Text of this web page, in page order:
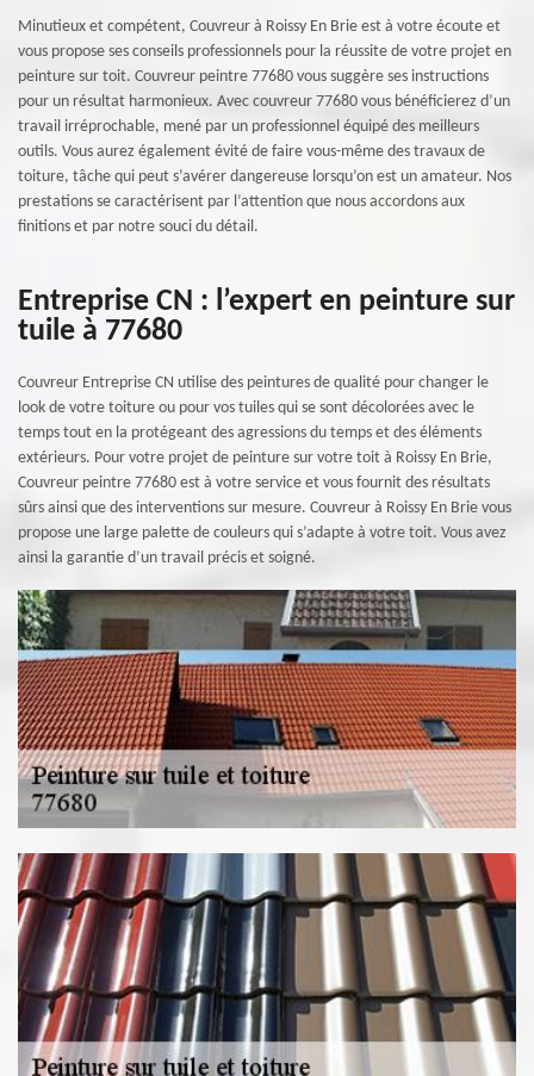
Minutieux et compétent, Couvreur à Roissy En Brie est à votre écoute et
vous propose ses conseils professionnels pour la réussite de votre projet en
peinture sur toit. Couvreur peintre 77680 vous suggère ses instructions
pour un résultat harmonieux. Avec couvreur 77680 vous bénéficierez d’un
travail irréprochable, mené par un professionnel équipé des meilleurs
outils. Vous aurez également évité de faire vous-même des travaux de
toiture, tâche qui peut s’avérer dangereuse lorsqu’on est un amateur. Nos
prestations se caractérisent par l’attention que nous accordons aux
finitions et par notre souci du détail.
Entreprise CN : l’expert en peinture sur
tuile à 77680
Couvreur Entreprise CN utilise des peintures de qualité pour changer le
look de votre toiture ou pour vos tuiles qui se sont décolorées avec le
temps tout en la protégeant des agressions du temps et des éléments
extérieurs. Pour votre projet de peinture sur votre toit à Roissy En Brie,
Couvreur peintre 77680 est à votre service et vous fournit des résultats
sûrs ainsi que des interventions sur mesure. Couvreur à Roissy En Brie vous
propose une large palette de couleurs qui s’adapte à votre toit. Vous avez
ainsi la garantie d’un travail précis et soigné.